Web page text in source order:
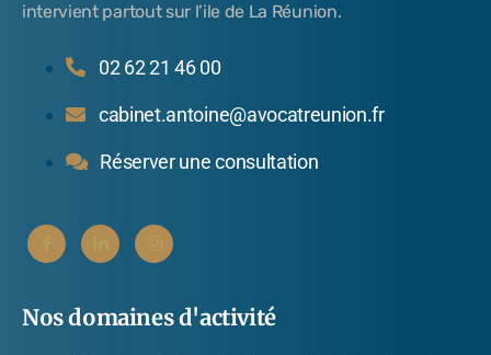
intervient partout sur l’ile de La Réunion.
02 62 21 46 00
cabinet.antoine@avocatreunion.fr
Réserver une consultation
Nos domaines d'activité